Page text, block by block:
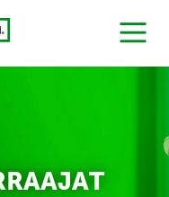
MENU